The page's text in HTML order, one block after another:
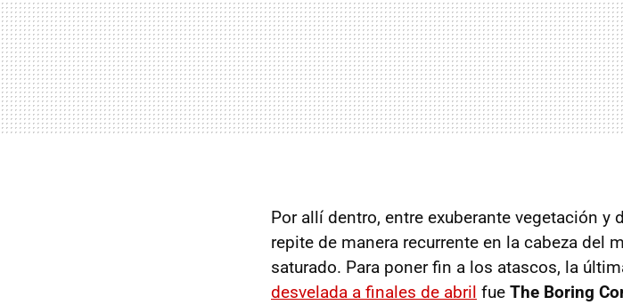
Por allí dentro, entre exuberante vegetación y
repite de manera recurrente en la cabeza del
saturado. Para poner fin a los atascos, la
desvelada a finales de abril fue The Boring